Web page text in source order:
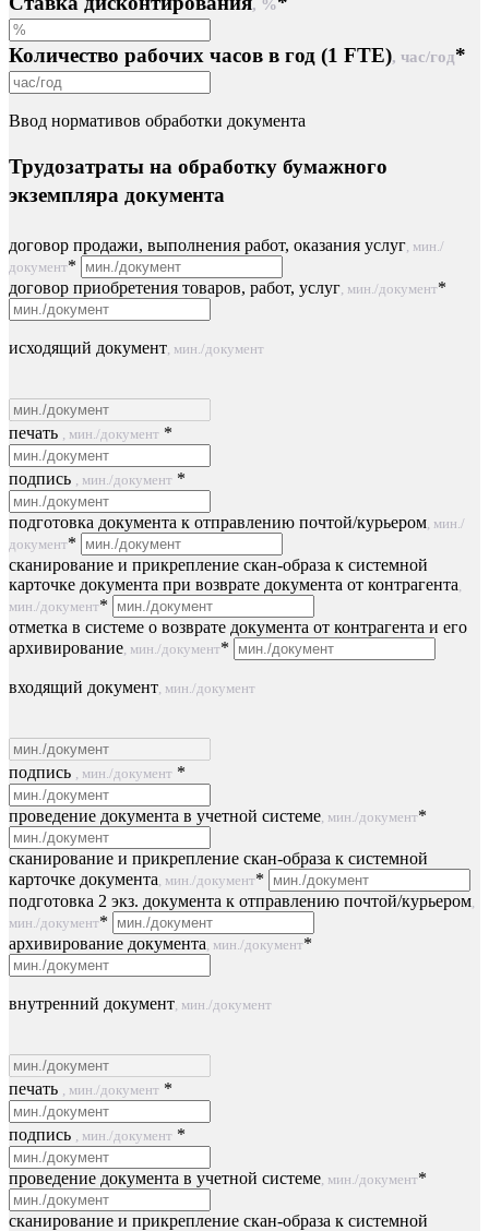
, %
Количество рабочих часов в год (1 FTE), час/год*
Ввод нормативов обработки документа
Трудозатраты на обработку бумажного
экземпляра документа
договор продажи, выполнения работ, оказания услуг , мин./
документ*
договор приобретения товаров, работ, услуг , мин./документ*
исходящий документ , мин./документ
печать , мин./документ *
подпись , мин./документ *
подготовка документа к отправлению почтой/курьером , мин./
документ*
сканирование и прикрепление скан-образа к системной
карточке документа при возврате документа от контрагента
мин./документ*
отметка в системе о возврате документа от контрагента и его
архивирование , мин./документ*
входящий документ , мин./документ
подпись , мин./документ *
проведение документа в учетной системе , мин./документ*
сканирование и прикрепление скан-образа к системной
карточке документа , мин./документ*
подготовка 2 экз. документа к отправлению почтой/курьером
мин./документ*
архивирование документа , мин./документ*
внутренний документ , мин./документ
печать , мин./документ *
подпись , мин./документ *
проведение документа в учетной системе , мин./документ*
сканирование и прикрепление скан-образа к системной